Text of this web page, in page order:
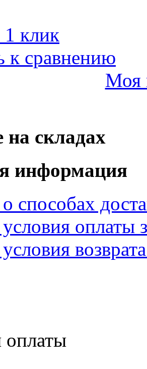
клик
к сравнению
Моя
складах
информация
способах
оплаты